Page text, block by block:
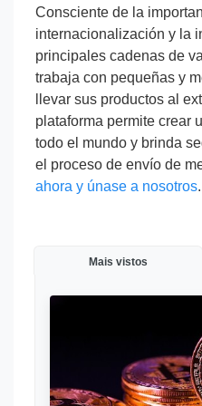
Consciente de la
internacionalización y la
principales cadenas de
trabaja con pequeñas y
llevar sus productos al
plataforma permite crear
todo el mundo y brinda
el proceso de envío de
ahora y únase a nosotros.
Mais vistos